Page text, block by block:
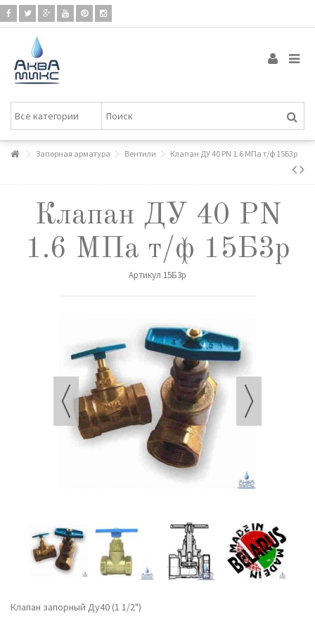
Запорная арматура Вентили Клапан ДУ 40 PN 1.6 МПа т/ф 15Б3р
Клапан ДУ 40 PN
1.6 МПа т/ф 15Б3р
Артикул 15Б3р
Клапан запорный Ду40 (1 1/2")